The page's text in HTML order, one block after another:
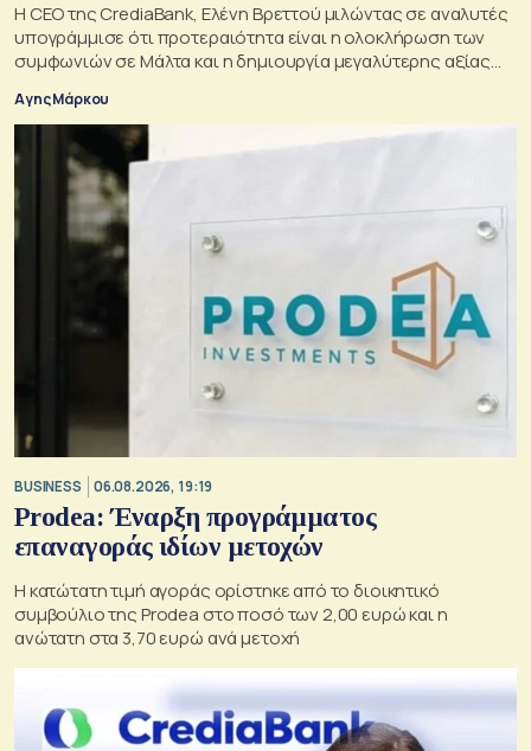
Η CEO της CrediaBank, Ελένη Βρεττού μιλώντας σε αναλυτές
υπογράμμισε ότι προτεραιότητα είναι η ολοκλήρωση των
συμφωνιών σε Μάλτα και η δημιουργία μεγαλύτερης αξίας
για τους μετόχους
Αγης Μάρκου
BUSINESS 06.08.2026, 19:19
Prodea: Έναρξη προγράμματος
επαναγοράς ιδίων μετοχών
Η κατώτατη τιμή αγοράς ορίστηκε από το διοικητικό
συμβούλιο της Prodea στο ποσό των 2,00 ευρώ και η
ανώτατη στα 3,70 ευρώ ανά μετοχή